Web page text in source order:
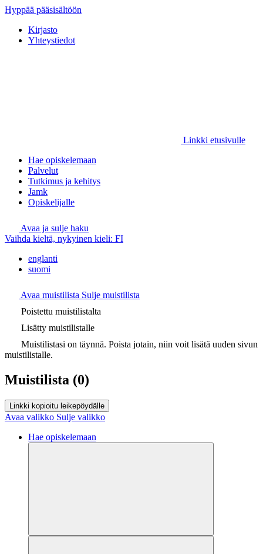
Hyppää pääsisältöön
Kirjasto
Yhteystiedot
Linkki etusivulle
Hae opiskelemaan
Palvelut
Tutkimus ja kehitys
Jamk
Opiskelijalle
Avaa ja sulje haku
Vaihda kieltä, nykyinen kieli: FI
englanti
suomi
Avaa muistilista Sulje muistilista
Poistettu muistilistalta
Lisätty muistilistalle
Muistilistasi on täynnä. Poista jotain, niin voit lisätä uuden sivun
muistilistalle.
Muistilista (0)
Linkki kopioitu leikepöydälle
Avaa valikko Sulje valikko
Hae opiskelemaan